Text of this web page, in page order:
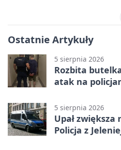
Ostatnie Artykuły
5 sierpnia 2026
Rozbita
atak na
5 sierpnia 2026
Upał
Policja z